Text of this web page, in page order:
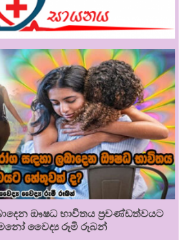
ඖෂධ භාවිතය ප්‍රචණ්ඩත්වයට
වෛද්‍ය රූමි රූබන්